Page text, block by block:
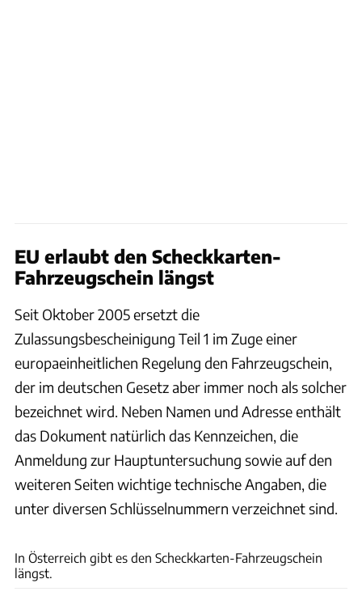
EU erlaubt den Scheckkarten-
Fahrzeugschein längst
Seit Oktober 2005 ersetzt die
Zulassungsbescheinigung Teil 1 im Zuge einer
europaeinheitlichen Regelung den Fahrzeugschein,
der im deutschen Gesetz aber immer noch als solcher
bezeichnet wird. Neben Namen und Adresse enthält
das Dokument natürlich das Kennzeichen, die
Anmeldung zur Hauptuntersuchung sowie auf den
weiteren Seiten wichtige technische Angaben, die
unter diversen Schlüsselnummern verzeichnet sind.
In Österreich gibt es den Scheckkarten-Fahrzeugschein
längst.